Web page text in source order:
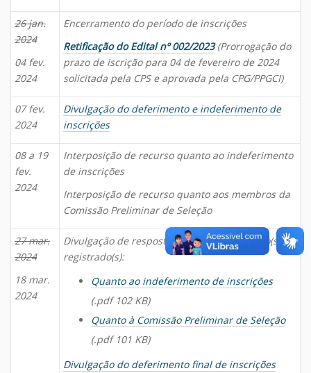
26 jan.
2024
04 fev.
2024
Encerramento do período de inscrições
Retificação do Edital nº 002/2023(Prorrogação do
prazo de iscrição para 04 de fevereiro de 2024
solicitada pela CPS e aprovada pela CPG/PPGCI)
07 fev.
2024
Divulgação do deferimento e indeferimento de
inscrições
08 a 19
fev.
2024
Interposição de recurso quanto ao indeferimento
de inscrições
Interposição de recurso quanto aos membros da
Comissão Preliminar de Seleção
27 mar.
2024
18 mar.
2024
Divulgação de resposta quanto ao(s) recurso(s)
registrado(s):
Quanto ao indeferimento de inscrições
(.pdf 102 KB)
Quanto à Comissão Preliminar de Seleção
(.pdf 101 KB)
Divulgação do deferimento final de inscrições